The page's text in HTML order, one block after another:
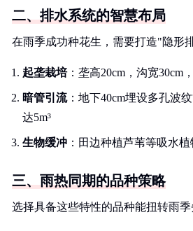
二、排水系统的智慧布局
在雨季成功种花生，需要打造"隐形
起垄栽培：垄高20cm，沟宽30cm
暗管引流：地下40cm埋设多孔波
达5m³
生物缓冲 ：田边种植芦苇等吸水
三、雨热同期的品种策略
选择具备这些特性的品种能扭转雨季